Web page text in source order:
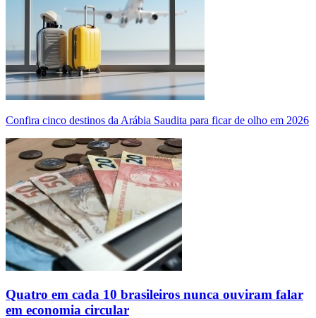
Confira cinco destinos da Arábia Saudita para ficar de olho em 2026
Quatro em cada 10 brasileiros nunca ouviram falar
em economia circular